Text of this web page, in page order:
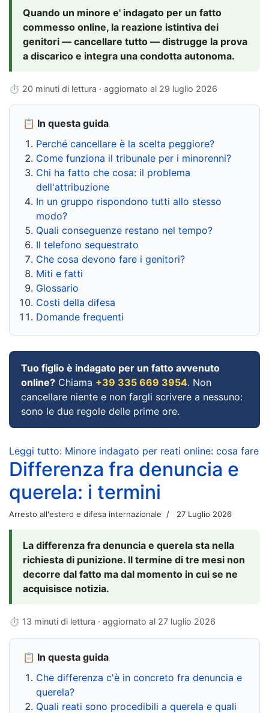
Quando un minore e' indagato per un fatto
commesso online, la reazione istintiva dei
genitori — cancellare tutto — distrugge la prova
a discarico e integra una condotta autonoma.
⏱ 20 minuti di lettura · aggiornato al 29 luglio 2026
📋 In questa guida
Perché cancellare è la scelta peggiore?
Come funziona il tribunale per i minorenni?
Chi ha fatto che cosa: il problema
dell'attribuzione
In un gruppo rispondono tutti allo stesso
modo?
Quali conseguenze restano nel tempo?
Il telefono sequestrato
Che cosa devono fare i genitori?
Miti e fatti
Glossario
Costi della difesa
Domande frequenti
Tuo figlio è indagato per un fatto avvenuto
online? Chiama +39 335 669 3954. Non
cancellare niente e non fargli scrivere a nessuno:
sono le due regole delle prime ore.
Leggi tutto: Minore indagato per reati online: cosa fare
Differenza fra denuncia e
querela: i termini
Arresto all'estero e difesa internazionale 27 Luglio 2026
La differenza fra denuncia e querela sta nella
richiesta di punizione. Il termine di tre mesi non
decorre dal fatto ma dal momento in cui se ne
acquisisce notizia.
⏱ 13 minuti di lettura · aggiornato al 27 luglio 2026
📋 In questa guida
Che differenza c'è in concreto fra denuncia e
querela?
Quali reati sono procedibili a querela e quali